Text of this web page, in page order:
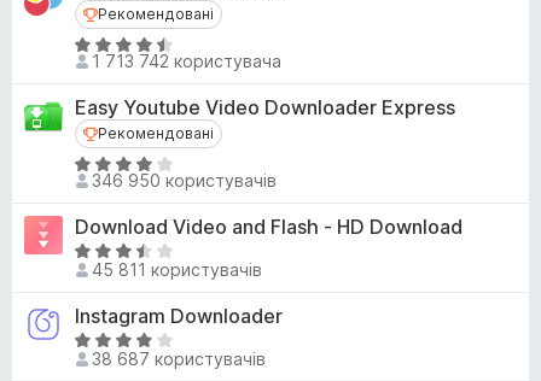
а
i
o
Рекомендовані
Рекомендовані
О
ц
і
н
к
а
,
3
з
1 713 742 користувача
Easy Youtube Video Downloader Express
Рекомендовані
Рекомендовані
О
ц
і
н
к
4
,
1
346 950 користувачів
Download Video and Flash - HD Download
О
ц
і
н
к
45 811 користувачів
Instagram Downloader
О
ц 38 687 користувачів